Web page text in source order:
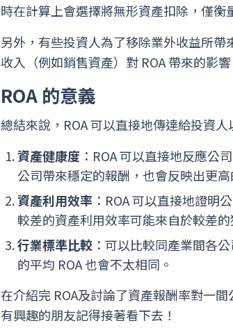
時在計算上會選擇將無形資產扣除，僅衡
另外，有些投資人為了移除業外收益所
收入（例如銷售資產）對 ROA 帶來的影響
ROA 的意義
總結來說，ROA 可以直接地傳達給投資人
資產健康度 ：ROA 可以直接地反應公
公司帶來穩定的報酬，也會反映出更高
資產利用效率 ：ROA 可以直接地證明
較差的資產利用效率可能來自於較差
行業標準比較 ：可以比較同產業間各
的平均 ROA 也會不太相同。
在介紹完 ROA及討論了資產報酬率對一
有興趣的朋友記得接著看下去！